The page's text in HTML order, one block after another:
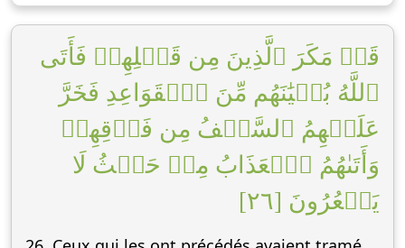
قَدۡ مَكَرَ ٱلَّذِينَ مِن قَبۡلِهِمۡ فَأَتَى
ٱللَّهُ بُنۡيَٰنَهُم مِّنَ ٱلۡقَوَاعِدِ فَخَرَّ
عَلَيۡهِمُ ٱلسَّقۡفُ مِن فَوۡقِهِمۡ
وَأَتَىٰهُمُ ٱلۡعَذَابُ مِنۡ حَيۡثُ لَا
يَشۡعُرُونَ [٢٦]